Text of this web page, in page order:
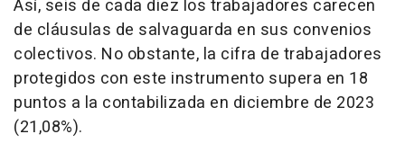
Así, seis de cada diez los trabajadores carecen
de cláusulas de salvaguarda en sus convenios
colectivos. No obstante, la cifra de trabajadores
protegidos con este instrumento supera en 18
puntos a la contabilizada en diciembre de 2023
(21,08%).